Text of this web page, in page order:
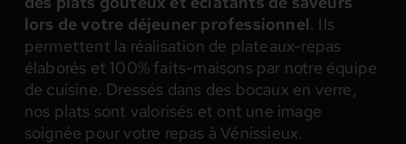
lors de votre déjeuner professionnel. Ils
permettent la réalisation de plateaux-repas
élaborés et 100% faits-maisons par notre équipe
de cuisine. Dressés dans des bocaux en verre,
nos plats sont valorisés et ont une image
soignée pour votre repas à Vénissieux.